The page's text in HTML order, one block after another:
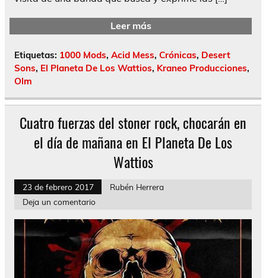
Leer más
Etiquetas: 1000 Mods, Acid Mess, Crónicas, Desert
Sons, El Planeta De Los Wattios, Kraneo Producciones,
Olm
Cuatro fuerzas del stoner rock, chocarán en
el día de mañana en El Planeta De Los
Wattios
23 de febrero 2017
Rubén Herrera
Deja un comentario